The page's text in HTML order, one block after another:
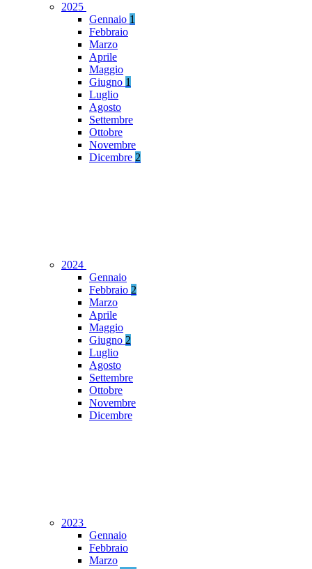
2025
Gennaio 1
Febbraio
Marzo
Aprile
Maggio
Giugno 1
Luglio
Agosto
Settembre
Ottobre
Novembre
Dicembre 2
2024
Gennaio
Febbraio 2
Marzo
Aprile
Maggio
Giugno 2
Luglio
Agosto
Settembre
Ottobre
Novembre
Dicembre
2023
Gennaio
Febbraio
Marzo